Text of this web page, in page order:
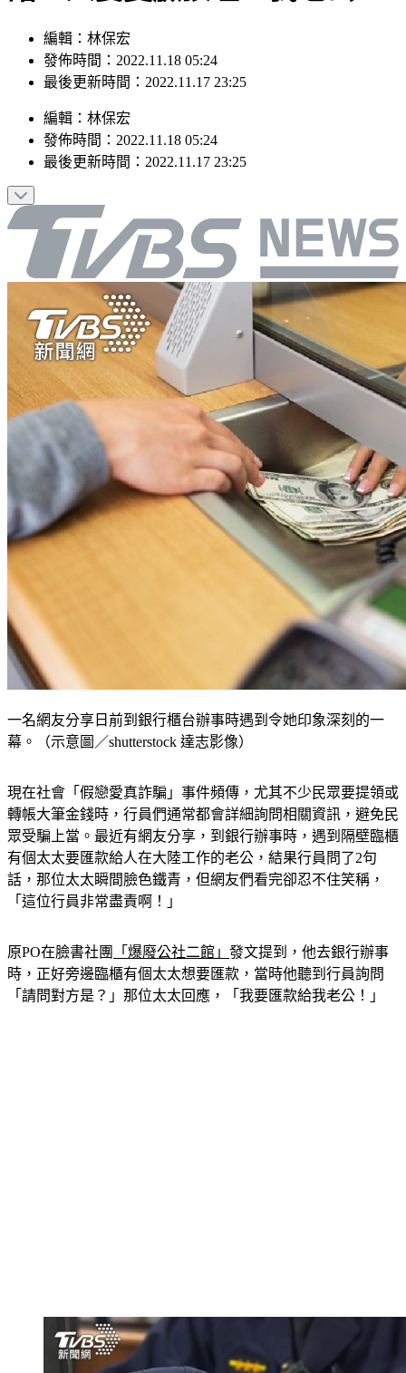
編輯：林保宏
發佈時間：2022.11.18 05:24
最後更新時間：2022.11.17 23:25
編輯 ： 林保宏
發佈時間： 2022.11.18 05:24
最後更新時間： 2022.11.17 23:25
一名網友分享日前到銀行櫃台辦事時遇到令她印象深刻的一
幕。（示意圖／shutterstock 達志影像）
現在社會「假戀愛真詐騙」事件頻傳，尤其不少民眾要提領或
轉帳大筆金錢時，行員們通常都會詳細詢問相關資訊，避免民
眾受騙上當。最近有網友分享，到銀行辦事時，遇到隔壁臨櫃
有個太太要匯款給人在大陸工作的老公，結果行員問了2句
話，那位太太瞬間臉色鐵青，但網友們看完卻忍不住笑稱，
「這位行員非常盡責啊！」
原PO在臉書社團 「爆廢公社二館」 發文提到，他去銀行辦事
時，正好旁邊臨櫃有個太太想要匯款，當時他聽到行員詢問
「請問對方是？」那位太太回應，「我要匯款給我老公！」